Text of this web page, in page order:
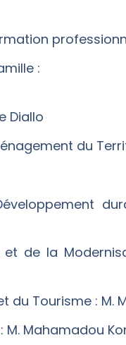
:
Diallo
du
de la
du Tourisme : M.
Mahamadou